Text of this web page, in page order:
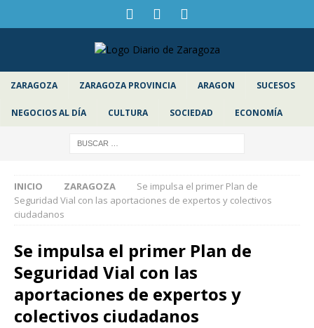
ZARAGOZA ZARAGOZA PROVINCIA ARAGON SUCESOS
NEGOCIOS AL DÍA CULTURA SOCIEDAD ECONOMÍA
INICIO ZARAGOZA
Se impulsa el primer Plan de
Seguridad Vial con las aportaciones de expertos y colectivos
ciudadanos
Se impulsa el primer Plan de
Seguridad Vial con las
aportaciones de expertos y
colectivos ciudadanos